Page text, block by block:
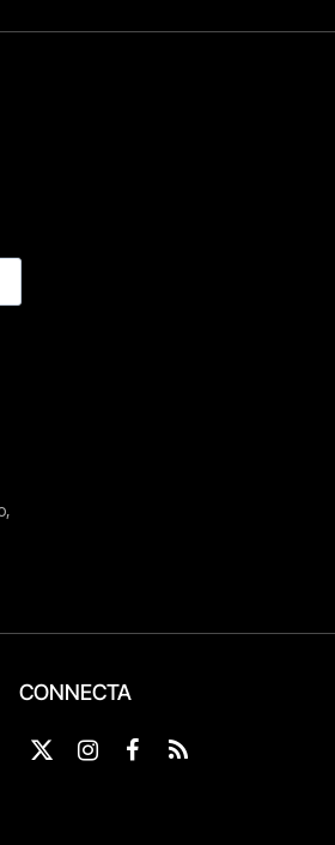
CONNECTA
X
Instagram
Facebook
RSS